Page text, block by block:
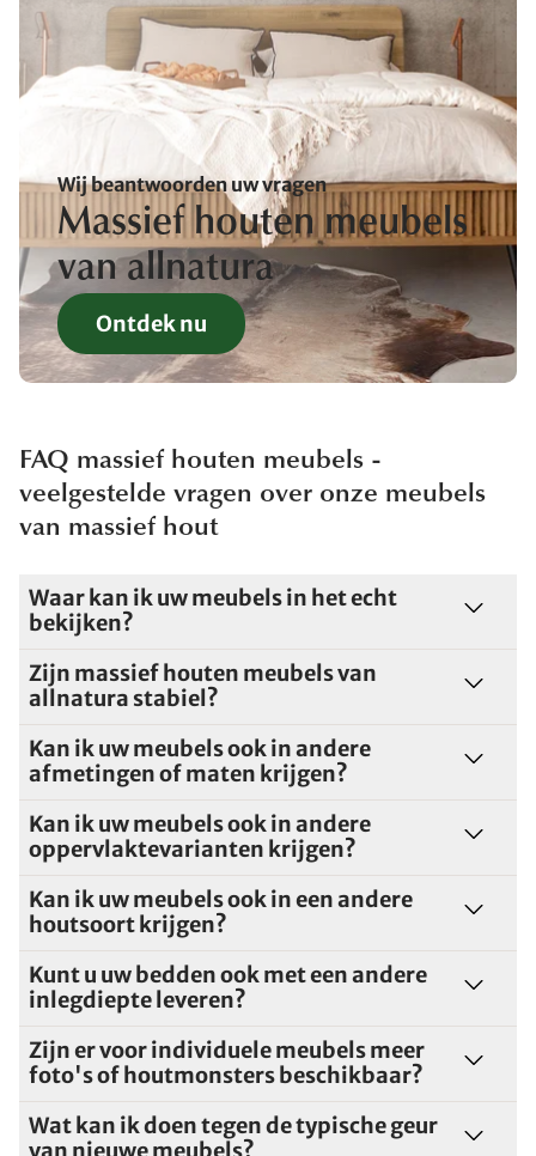
Wij beantwoorden uw vragen
Massief houten meubels
van allnatura
Ontdek nu
FAQ massief houten meubels -
veelgestelde vragen over onze meubels
van massief hout
Waar kan ik uw meubels in het echt
bekijken?
Zijn massief houten meubels van
allnatura stabiel?
Kan ik uw meubels ook in andere
afmetingen of maten krijgen?
Kan ik uw meubels ook in andere
oppervlaktevarianten krijgen?
Kan ik uw meubels ook in een andere
houtsoort krijgen?
Kunt u uw bedden ook met een andere
inlegdiepte leveren?
Zijn er voor individuele meubels meer
foto's of houtmonsters beschikbaar?
Wat kan ik doen tegen de typische geur